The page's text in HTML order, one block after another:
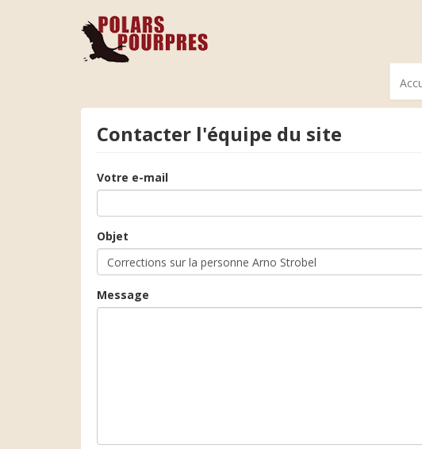
Contacter l'équipe du site
Votre e-mail
Objet
Message